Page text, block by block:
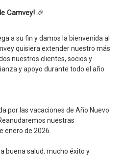
Camvey! 🎉
a su fin y damos la bienvenida al
quisiera extender nuestro más
nuestros clientes, socios y
y apoyo durante todo el año.
por las vacaciones de Año Nuevo
nuestras
enero de 2026.
buena salud, mucho éxito y